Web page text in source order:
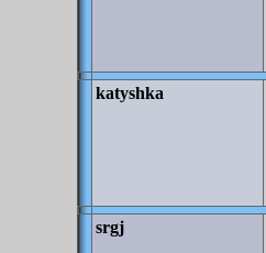
katyshka
srgj